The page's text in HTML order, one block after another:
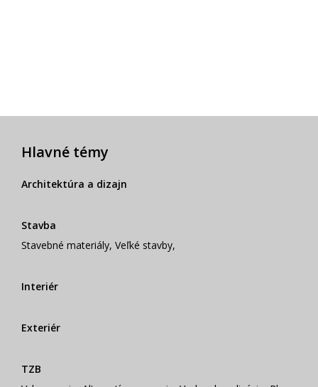
Hlavné témy
Architektúra a dizajn
Stavba
Stavebné materiály, Veľké stavby,
Interiér
Exteriér
TZB